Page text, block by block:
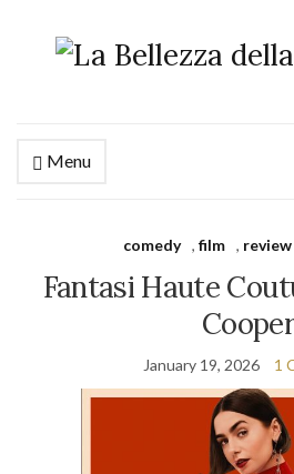
Menu
comedy , film , review
Fantasi Haute
January 19, 2026 1